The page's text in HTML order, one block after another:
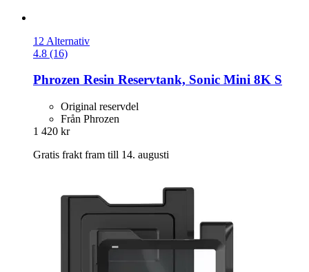
12 Alternativ
4.8 (16)
Phrozen Resin Reservtank, Sonic Mini 8K S
Original reservdel
Från Phrozen
1 420 kr
Gratis frakt fram till 14. augusti